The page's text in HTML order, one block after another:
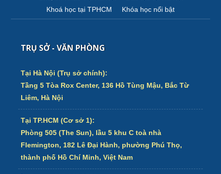
Khoá học tại TPHCM
Khóa học nổi bật
TRỤ SỞ - VĂN PHÒNG
Tại Hà Nội (Trụ sở chính):
Tầng 5 Tòa Rox Center, 136 Hồ Tùng Mậu, Bắc Từ
Liêm, Hà Nội
Tại TP.HCM (Cơ sở 1):
Phòng 505 (The Sun), lầu 5 khu C toà nhà
Flemington, 182 Lê Đại Hành, phường Phú Thọ,
thành phố Hồ Chí Minh, Việt Nam